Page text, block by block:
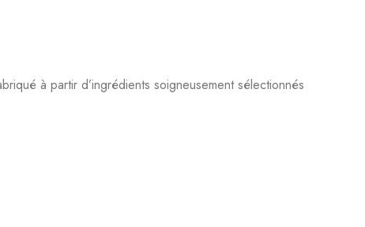
à partir d’ingrédients soigneusement sélectionnés